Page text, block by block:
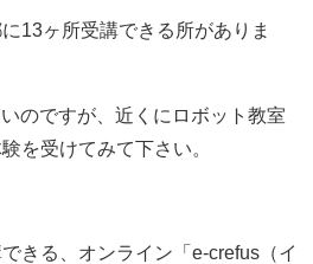
13ヶ所受講できる所がありま
のですが、近くにロボット教室
を受けてみて下さい。
きる、オンライン 「 e-crefus（イ